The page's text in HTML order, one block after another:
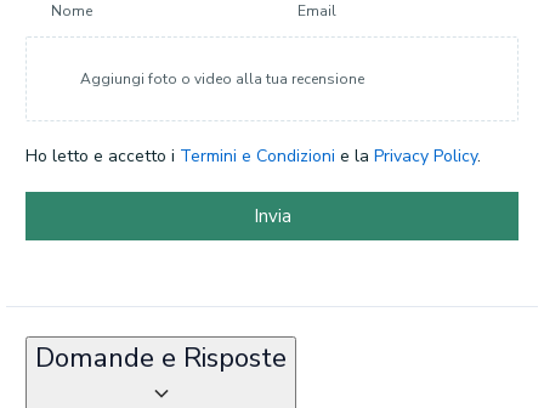
Nome Email
Aggiungi foto o video alla tua recensione
Ho letto e accetto i Termini e Condizioni e la Privacy Policy.
Invia
Domande e Risposte